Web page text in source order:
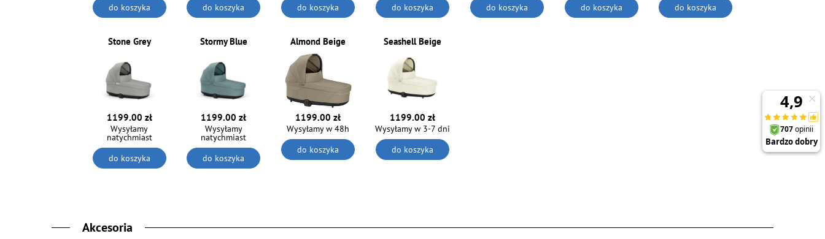
do koszyka do koszyka do koszyka do koszyka do koszyka do koszyka do koszyka
Stone Grey
1199.00 zł
Wysyłamy
natychmiast
do koszyka
Stormy Blue
1199.00 zł
Wysyłamy
natychmiast
do koszyka
Almond Beige
1199.00 zł
Wysyłamy w 48h
do koszyka
Seashell Beige
1199.00 zł
Wysyłamy w 3-7 dni
do koszyka
Akcesoria